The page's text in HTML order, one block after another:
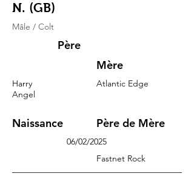
N. (GB)
Mâle / Colt
Père
Mère
Harry
Angel
Naissance
Atlantic Edge
Père de Mère
06/02/2025
Fastnet Rock